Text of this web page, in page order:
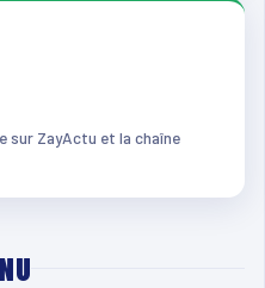
ZayActu et la chaîne